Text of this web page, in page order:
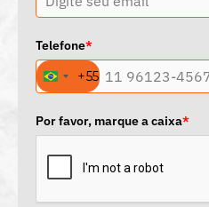
Telefone*
B
a
z
i
l
+
+55
Por favor, marque a caixa*